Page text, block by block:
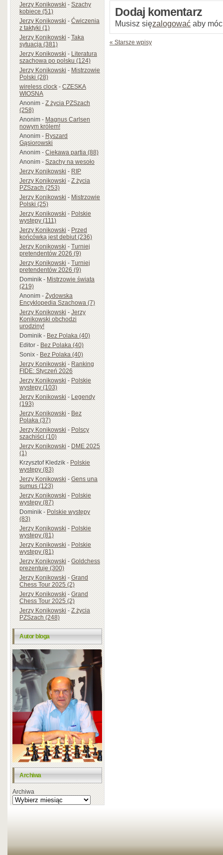
Jerzy Konikowski-Szachy
kobiece (51)
Jerzy Konikowski-Ćwiczenia
z taktyki (1)
Jerzy Konikowski-Taka
sytuacja (381)
Jerzy Konikowski-Literatura
szachowa po polsku (124)
Jerzy Konikowski-Mistrzowie
Polski (28)
wireless clock-CZESKA
WIOSNA
Anonim-Z życia PZSzach
(258)
Anonim-Magnus Carlsen
nowym królem!
Anonim-Ryszard
Gąsiorowski
Anonim-Ciekawa partia (88)
Anonim-Szachy na wesoło
Jerzy Konikowski-RIP
Jerzy Konikowski-Z życia
PZSzach (253)
Jerzy Konikowski-Mistrzowie
Polski (25)
Jerzy Konikowski-Polskie
występy (111)
Jerzy Konikowski-Przed
końcówką jest debiut (236)
Jerzy Konikowski-Turniej
pretendentów 2026 (9)
Jerzy Konikowski-Turniej
pretendentów 2026 (9)
Dominik-Mistrzowie świata
(219)
Anonim-Żydowska
Encyklopedia Szachowa (7)
Jerzy Konikowski-Jerzy
Konikowski obchodzi
urodziny!
Dominik-Bez Polaka (40)
Editor-Bez Polaka (40)
Sonix-Bez Polaka (40)
Jerzy Konikowski-Ranking
FIDE: Styczeń 2026
Jerzy Konikowski-Polskie
występy (103)
Jerzy Konikowski-Legendy
(193)
Jerzy Konikowski-Bez
Polaka (37)
Jerzy Konikowski-Polscy
szachiści (10)
Jerzy Konikowski-DME 2025
(1)
Krzysztof Kledzik-Polskie
występy (83)
Jerzy Konikowski-Gens una
sumus (123)
Jerzy Konikowski-Polskie
występy (87)
Dominik-Polskie występy
(83)
Jerzy Konikowski-Polskie
występy (81)
Jerzy Konikowski-Polskie
występy (81)
Jerzy Konikowski-Goldchess
prezentuje (300)
Jerzy Konikowski-Grand
Chess Tour 2025 (2)
Jerzy Konikowski-Grand
Chess Tour 2025 (2)
Jerzy Konikowski-Z życia
PZSzach (248)
Autor bloga
Archiwa
Archiwa
Dodaj komentarz
Musisz sięzalogować aby
« Starsze wpisy